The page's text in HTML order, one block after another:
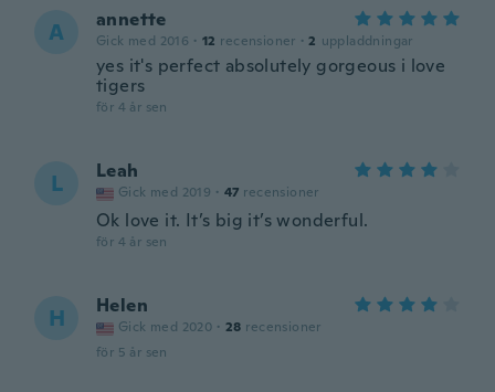
A annette
Gick med 2016 · 12 recensioner · 2 uppladdningar
yes it's perfect absolutely gorgeous i love
tigers
för 4 år sen
L Leah
Gick med 2019 · 47 recensioner
Ok love it. It’s big it’s wonderful.
för 4 år sen
H Helen
Gick med 2020 · 28 recensioner
för 5 år sen